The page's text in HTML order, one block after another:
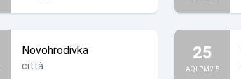
Novohrodivka
città
25
AQI PM2.5